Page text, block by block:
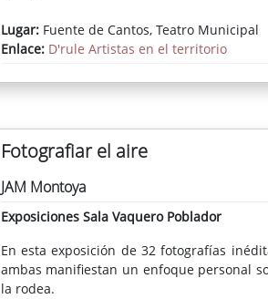
Lugar:Fuente de Cantos, Teatro Municipal
Enlace: D'rule Artistas en el territorio
Fotografiar el aire
JAM Montoya
Exposiciones Sala Vaquero Poblador
En esta exposición de 32 fotografías
ambas manifiestan un enfoque personal
la rodea.